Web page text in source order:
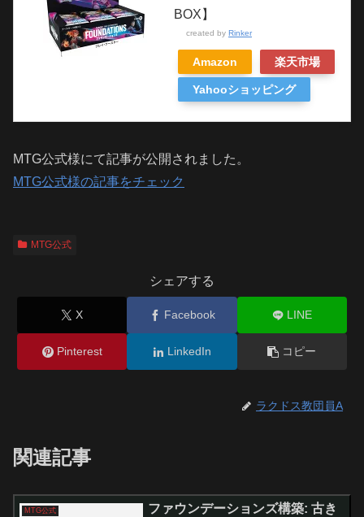
BOX】
created by Rinker
Amazon 楽天市場
Yahooショッピング
MTG公式様にて記事が公開されました。
MTG公式様の記事をチェック
MTG公式
シェアする
X Facebook LINE
Pinterest LinkedIn コピー
ラクドス教団員A
関連記事
MTG公式
ファウンデーションズ構築: 古き